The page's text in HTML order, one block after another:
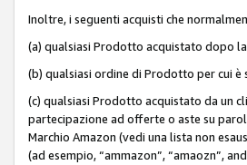
Inoltre, i seguenti acquisti che
(a) qualsiasi Prodotto acquistato dopo
(b) qualsiasi ordine di Prodotto per cui
(c) qualsiasi Prodotto acquistato da un
partecipazione ad offerte o aste su
Marchio Amazon (vedi una lista non
(ad esempio, “ammazon”, “amaozn”,